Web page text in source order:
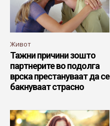
Живот
Тажни причини зошто
партнерите во подолга
врска престануваат да се
бакнуваат страсно